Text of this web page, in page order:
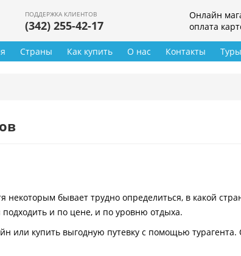
ПОДДЕРЖКА КЛИЕНТОВ
(342) 255-42-17
Онлайн
оплата
Страны Как купить О нас Контакты
бывает трудно определиться, в какой
и по цене, и по уровню отдыха.
или купить выгодную путевку с помощью